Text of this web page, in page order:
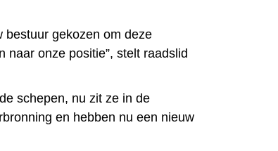
bestuur gekozen om deze
naar onze positie”, stelt raadslid
schepen, nu zit ze in de
en hebben nu een nieuw